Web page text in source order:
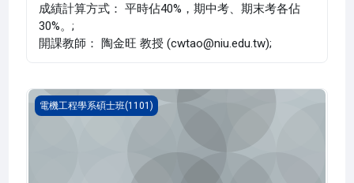
成績計算方式： 平時佔40%，期中考、期末考各佔
30%。;
開課教師： 陶金旺 教授 (cwtao@niu.edu.tw);
模糊控制(1101_R4EE000052A)
電機工程學系碩士班(1101)